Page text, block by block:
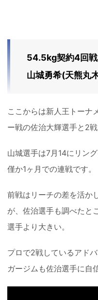
54.5kg契約4回
山城勇希(天熊丸
ここからは新人王トーナ
ー戦の佐治大輝選手と2
山城選手は7月14にリン
僅か1ヶ月での連戦です。
前戦はリーチの差を活か
が、佐治選手も調べたと
選手より大きい。
プロで2戦しているアド
ガージムも佐治選手に自